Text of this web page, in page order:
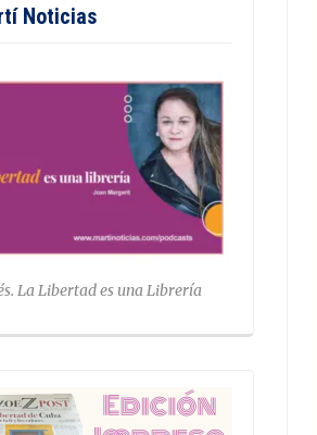
Noticias
La Libertad es una Librería